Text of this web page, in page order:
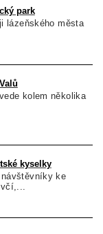
park
lázeňského města
kolem několika
kyselky
návštěvníky ke